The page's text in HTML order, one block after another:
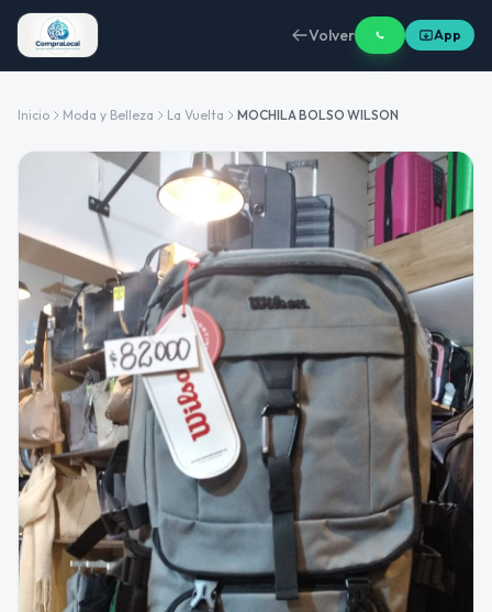
Volver App
Inicio Moda y Belleza La Vuelta MOCHILA BOLSO WILSON